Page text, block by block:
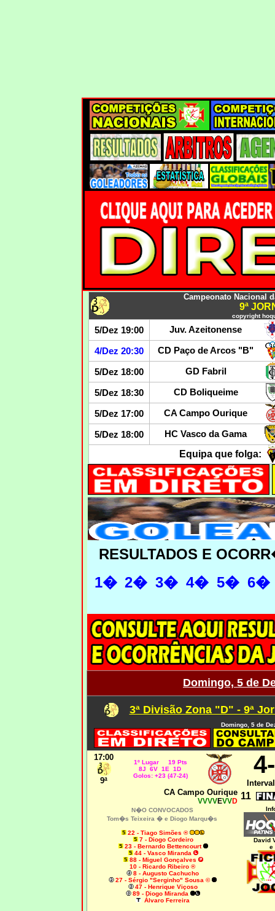
Campeonato Nacional
9ª
copyright
5/Dez 19:00 Juv. Azeitonense
4/Dez 20:30 CD Paço de Arcos "B"
5/Dez 18:00 GD Fabril
5/Dez 18:30 CD Boliqueime
5/Dez 17:00 CA Campo Ourique
5/Dez 18:00 HC Vasco da Gama
Equipa que folga:
RESULTADOS E
1� 2� 3� 4� 5� 6�
Domingo, 5 de
3ª Divisão Zona "D" - 9ª
Domingo, 5 de
17:00
9ª
1º Lugar 19 Pts
8J 6V 1E 1D
Golos: +23 (47-24)
CA Campo Ourique
VVVVEVVD 11
N�O CONVOCADOS
Tom�s Teixeira � e Diogo Marqu�s
22 - Tiago Simões ®
7 - Diogo Cordeiro
23 - Bernardo Bettencourt
44 - Vasco Miranda
88 - Miguel Gonçalves
10 - Ricardo Ribeiro ®
8 - Augusto Cachucho
27 - Sérgio "Serginho" Sousa ©
47 - Henrique Viçoso
89 - Diogo Miranda
Álvaro Ferreira
David
e